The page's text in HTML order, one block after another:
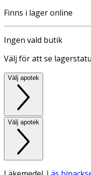
Finns i lager online
Ingen vald butik
Välj för att se
Välj apotek
Välj apotek